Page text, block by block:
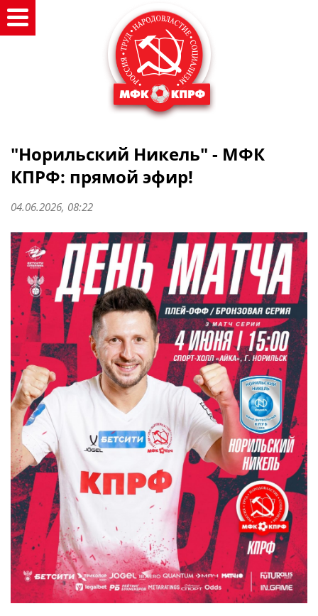
"Норильский Никель" - МФК
КПРФ: прямой эфир!
04.06.2026, 08:22